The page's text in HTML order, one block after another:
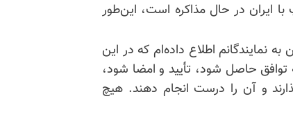
ایران در حال مذاکره است، این‌طور
به نمایندگانم اطلاع داده‌ام که در این
توافق حاصل شود، تأیید و امضا شود،
و آن را درست انجام دهند. هیچ